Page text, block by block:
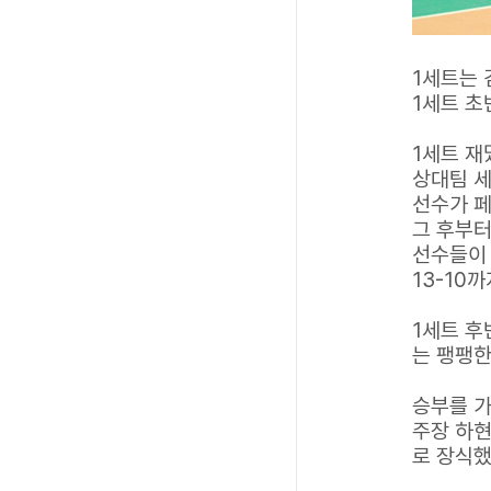
1세트는
1세트 초
1세트 재
상대팀
선수가
그 후부
선수들
13-10까
1세트
는 팽팽
승부를
주장 하
로 장식